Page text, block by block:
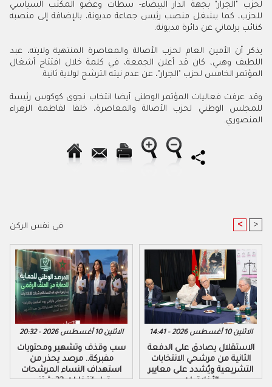
لحزب "الجرار" بجهة الدار البيضاء- سطات وعضو المكتب السياسي
للحزب، كما يشغل منصب رئيس جماعة مديونة، بالإضافة إلى منصبه
كنائب برلماني عن دائرة مديونة.
يذكر أن الأمين العام لحزب الأصالة والمعاصرة المنتهية ولايته، عبد
اللطيف وهبي، كان قد أعلن الجمعة، في كلمة خلال افتتاح أشغال
المؤتمر الخامس لحزب "الجرار"، عن عدم نيته الترشح لولاية ثانية.
وقد عرفت فعاليات المؤتمر الوطني أيضا انتخاب نجوى كوكوس رئيسة
للمجلس الوطني لحزب الأصالة والمعاصرة، خلفا لفاطمة الزهراء
المنصوري.
في نفس الركن < >
الاثنين 10 أغسطس 2026 - 20:32
سب وقذف وتشهير ومحتويات
مفبركة.. مرصد يحذر من
استهداف النساء المرشحات
قبل انتخابات 23 شتنبر
الاثنين 10 أغسطس 2026 - 14:41
الاستقلال يصادق على الدفعة
الثانية من مرشحي الانتخابات
التشريعية ويُشدد على معايير
الأخلاقيات